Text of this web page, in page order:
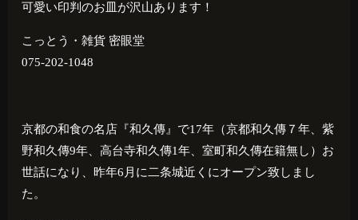
可愛い印判のお皿が沢山あります！
こっとう・雑貨 密眼堂
075-202-1048
京都の和食の名店『和久傳』で17年（京都和久傳７年、紫
野和久傳9年、高台寺和久傳1年、室町和久傳在籍無し）お
世話になり、昨年6 月に二条城近くにオープン致しまし
た。